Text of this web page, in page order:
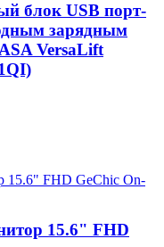
блок USB порт-
зарядным
VersaLift
15.6" FHD